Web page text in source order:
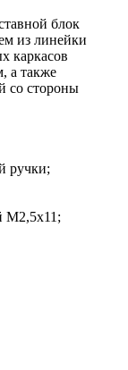
блок
из линейки
каркасов
а также
со стороны
ручки;
М2,5х11;